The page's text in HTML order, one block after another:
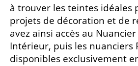
à trouver les teintes idéales
projets de décoration et de
avez ainsi accès au
Intérieur, puis les nuanciers
disponibles exclusivement